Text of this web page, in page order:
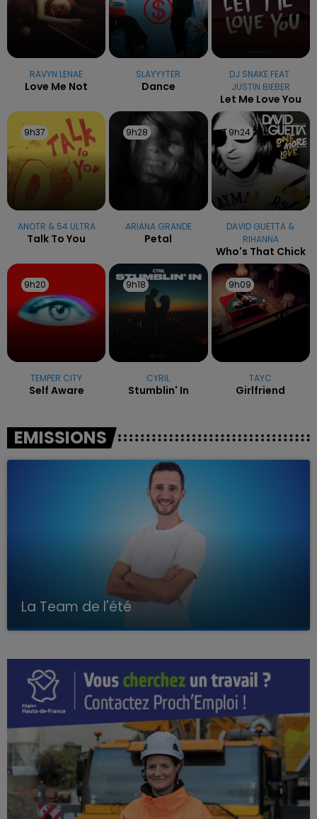
RAVYN LENAE
Love Me Not
SLAYYYTER
Dance
DJ SNAKE FEAT.
JUSTIN BIEBER
Let Me Love You
9h37
9h37
ANOTR & 54 ULTRA
Talk To You
9h28
9h28
ARIANA GRANDE
Petal
9h24
9h24
DAVID GUETTA &
RIHANNA
Who's That Chick
9h20
9h20
TEMPER CITY
Self Aware
9h18
9h18
CYRIL
Stumblin' In
9h09
9h09
TAYC
Girlfriend
EMISSIONS
La Team de l'été
Avec Kenny